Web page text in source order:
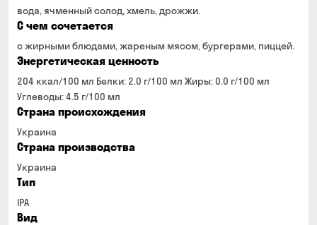
вода, ячменный солод, хмель, дрожжи.
С чем сочетается
с жирными блюдами, жареным мясом, бургерами, пиццей.
Энергетическая ценность
204 ккал/100 мл Белки: 2.0 г/100 мл Жиры: 0.0 г/100 мл
Углеводы: 4.5 г/100 мл
Страна происхождения
Украина
Страна производства
Украина
Тип
IPA
Вид